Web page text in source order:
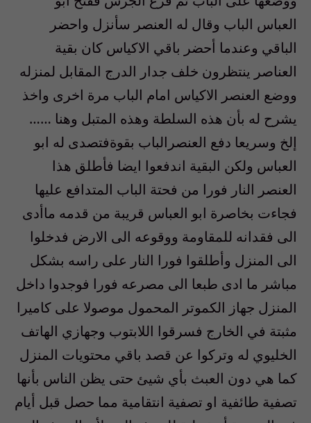
العباس الباب وقال له العنصر سأنزل واحضر
الباقي وعندما أحضر باقي الاكياس كان بقية
العناصر ينتظرون خلف جدار الدرج المقابل لمنزله
ووضع العنصر الاكياس امام الباب مرة اخرى واخذ
يشرح له بأن هذه السلطة وهذه المتبل وهنا ……
إلخ وسريعا دفع العنصرالباب بقوةفتصدى له ابو
العباس ولكن البقية اندفعوا ايضا فأطلق هذا
العنصر النار فورا من فحتة الباب المتدافع عليها
فجاءت بخاصرة ابو العباس قريبة من قدمه ماأدى
الى فقدانه للمقاومة ووقوعه الى الارض فدخلوا
الى المنزل وأطلقوا فورا النار على راسه بشكل
مباشر ما ادى طبعا الى مصرعه فورا فوجدوا داخل
المنزل جهاز الكموتر المحمول موصولا على كاميرا
مثبتة في الخارج فسرقوا اللابتوب وجهازي الهاتف
الخليوي له وتركوا عن قصد باقي محتويات المنزل
كما هي دون العبث بأي شيئ حتى يظن الناس بأنها
تصفية طائفية او تصفية انتقامية مما حصل قبل أيام